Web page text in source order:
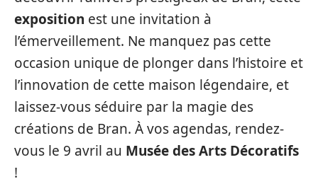
exposition est une invitation à
l’émerveillement. Ne manquez pas cette
occasion unique de plonger dans l’histoire et
l’innovation de cette maison légendaire, et
laissez-vous séduire par la magie des
créations de Bran. À vos agendas, rendez-
vous le 9 avril au Musée des Arts Décoratifs
!